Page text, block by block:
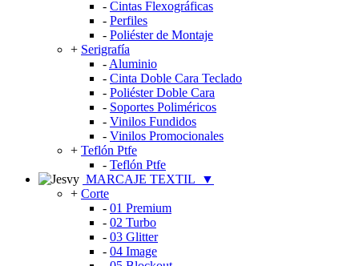
- Cintas Flexográficas
- Perfiles
- Poliéster de Montaje
+ Serigrafía
- Aluminio
- Cinta Doble Cara Teclado
- Poliéster Doble Cara
- Soportes Poliméricos
- Vinilos Fundidos
- Vinilos Promocionales
+ Teflón Ptfe
- Teflón Ptfe
MARCAJE TEXTIL
▼
+ Corte
- 01 Premium
- 02 Turbo
- 03 Glitter
- 04 Image